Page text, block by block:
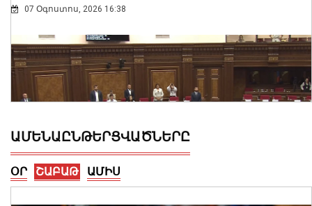
07 Օգոստոս, 2026 16:38
ԱՄԵՆԱԸՆԹԵՐՑՎԱԾՆԵՐԸ
ՕՐ ՇԱԲԱԹ ԱՄԻՍ